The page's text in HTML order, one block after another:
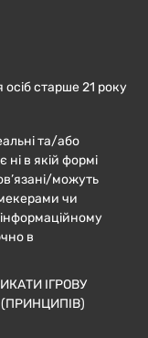
осіб старше 21 року
та/або
ні в якій формі
можуть
чи
в
ІГРОВУ